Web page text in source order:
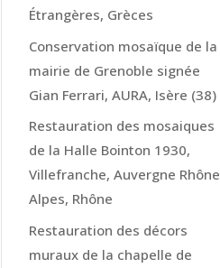
Étrangères, Grèces
Conservation mosaïque de la
mairie de Grenoble signée
Gian Ferrari, AURA, Isère (38)
Restauration des mosaiques
de la Halle Bointon 1930,
Villefranche, Auvergne Rhône
Alpes, Rhône
Restauration des décors
muraux de la chapelle de